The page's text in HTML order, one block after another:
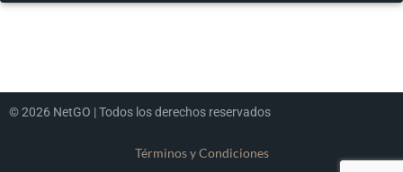
© 2026 NetGO | Todos los derechos reservados
Términos y Condiciones